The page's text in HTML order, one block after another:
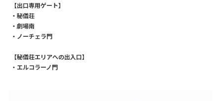
【出口専用ゲート】
・秘儀荘
・劇場南
・ノーチェラ門
【秘儀荘エリアへの出入口】
・エルコラーノ門